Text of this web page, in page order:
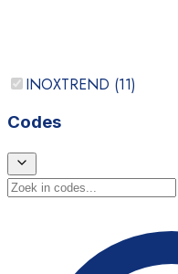
INOXTREND (11)
Codes